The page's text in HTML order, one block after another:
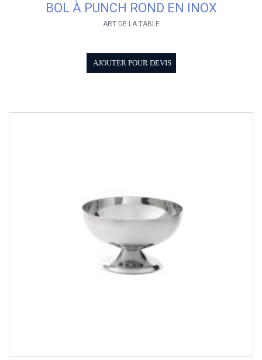
BOL À PUNCH ROND EN INOX
ART DE LA TABLE
AJOUTER POUR DEVIS